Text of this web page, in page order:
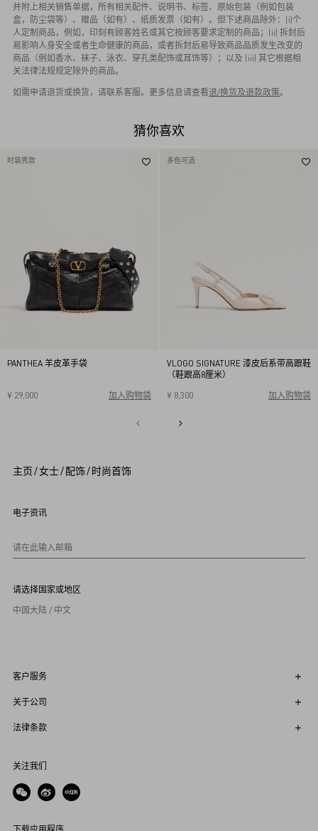
并附上相关销售单据，所有相关配件、说明书、标签、原始包装（例如包装
盒，防尘袋等）、赠品（如有）、纸质发票（如有）。但下述商品除外：(i)个
人定制商品，例如，印刻有顾客姓名或其它按顾客要求定制的商品；(ii) 拆封后
易影响人身安全或者生命健康的商品，或者拆封后易导致商品品质发生改变的
商品（例如香水、袜子、泳衣、穿孔类配饰或耳饰等）；以及 (iii) 其它根据相
关法律法规规定除外的商品。
如需申请退货或换货，请联系客服。更多信息请查看退/换货及退款政策。
猜你喜欢
时装秀款
PANTHEA 羊皮革手袋
¥ 29,000 加入购物袋 34
36
39
多色可选
VLOGO SIGNATURE 漆皮后系带高跟鞋
（鞋跟高8厘米）
¥ 8,300
加入购物袋
主页/女士/配饰/时尚首饰
电子资讯
请在此输入邮箱
请选择国家或地区
中国大陆 / 中文
客户服务
关于公司
法律条款
关注我们